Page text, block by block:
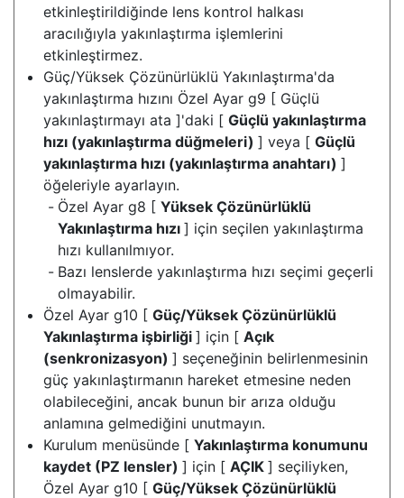
etkinleştirildiğinde lens kontrol halkası
aracılığıyla yakınlaştırma işlemlerini
etkinleştirmez.
Güç/Yüksek Çözünürlüklü Yakınlaştırma'da
yakınlaştırma hızını Özel Ayar g9 [ Güçlü
yakınlaştırmayı ata ]'daki [ Güçlü yakınlaştırma
hızı (yakınlaştırma düğmeleri) ] veya [ Güçlü
yakınlaştırma hızı (yakınlaştırma anahtarı) ]
öğeleriyle ayarlayın.
Özel Ayar g8 [ Yüksek Çözünürlüklü
Yakınlaştırma hızı ] için seçilen yakınlaştırma
hızı kullanılmıyor.
Bazı lenslerde yakınlaştırma hızı seçimi geçerli
olmayabilir.
Özel Ayar g10 [ Güç/Yüksek Çözünürlüklü
Yakınlaştırma işbirliği ] için [ Açık
(senkronizasyon) ] seçeneğinin belirlenmesinin
güç yakınlaştırmanın hareket etmesine neden
olabileceğini, ancak bunun bir arıza olduğu
anlamına gelmediğini unutmayın.
Kurulum menüsünde [ Yakınlaştırma konumunu
kaydet (PZ lensler) ] için [ AÇIK ] seçiliyken,
Özel Ayar g10 [ Güç/Yüksek Çözünürlüklü